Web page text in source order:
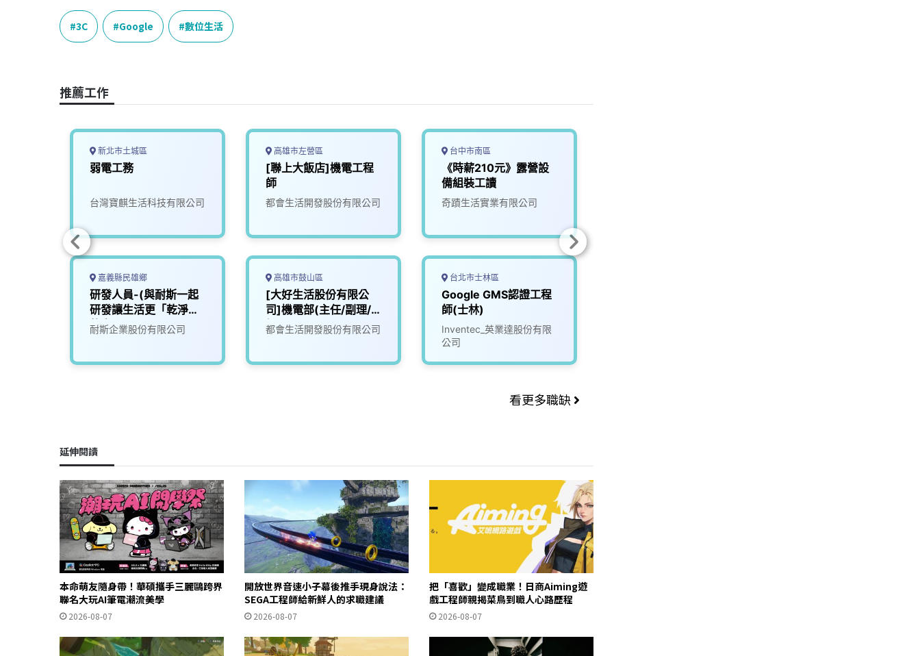
c
e
b
k
n
e
r
e
a
n
e
p
y
L
3C Google 數位生活
推薦工作
新北市土城區
弱電工務
台灣寶麒生活科技有限公司
嘉義縣民雄鄉
研發人員-(與耐斯一起
研發讓生活更「乾淨」
的未來)1
耐斯企業股份有限公司
高雄市左營區
[聯上大飯店]機電工程
師
都會生活開發股份有限公司
高雄市鼓山區
[大好生活股份有限公
司]機電部(主任/副理/
經理)
都會生活開發股份有限公司
台中市南區
《時薪210元》露營設
備組裝工讀
奇蹟生活實業有限公司
台北市士林區
Google GMS認證工程
師(士林)
Inventec_英業達股份有限
公司
看更多職缺
延伸閱讀
本命萌友隨身帶！華碩攜手三麗鷗跨界
聯名大玩AI筆電潮流美學
2026-08-07
開放世界音速小子幕後推手現身說法：
SEGA工程師給新鮮人的求職建議
2026-08-07
把「喜歡」變成職業！日商Aiming遊
戲工程師親揭菜鳥到職人心路歷程
2026-08-07